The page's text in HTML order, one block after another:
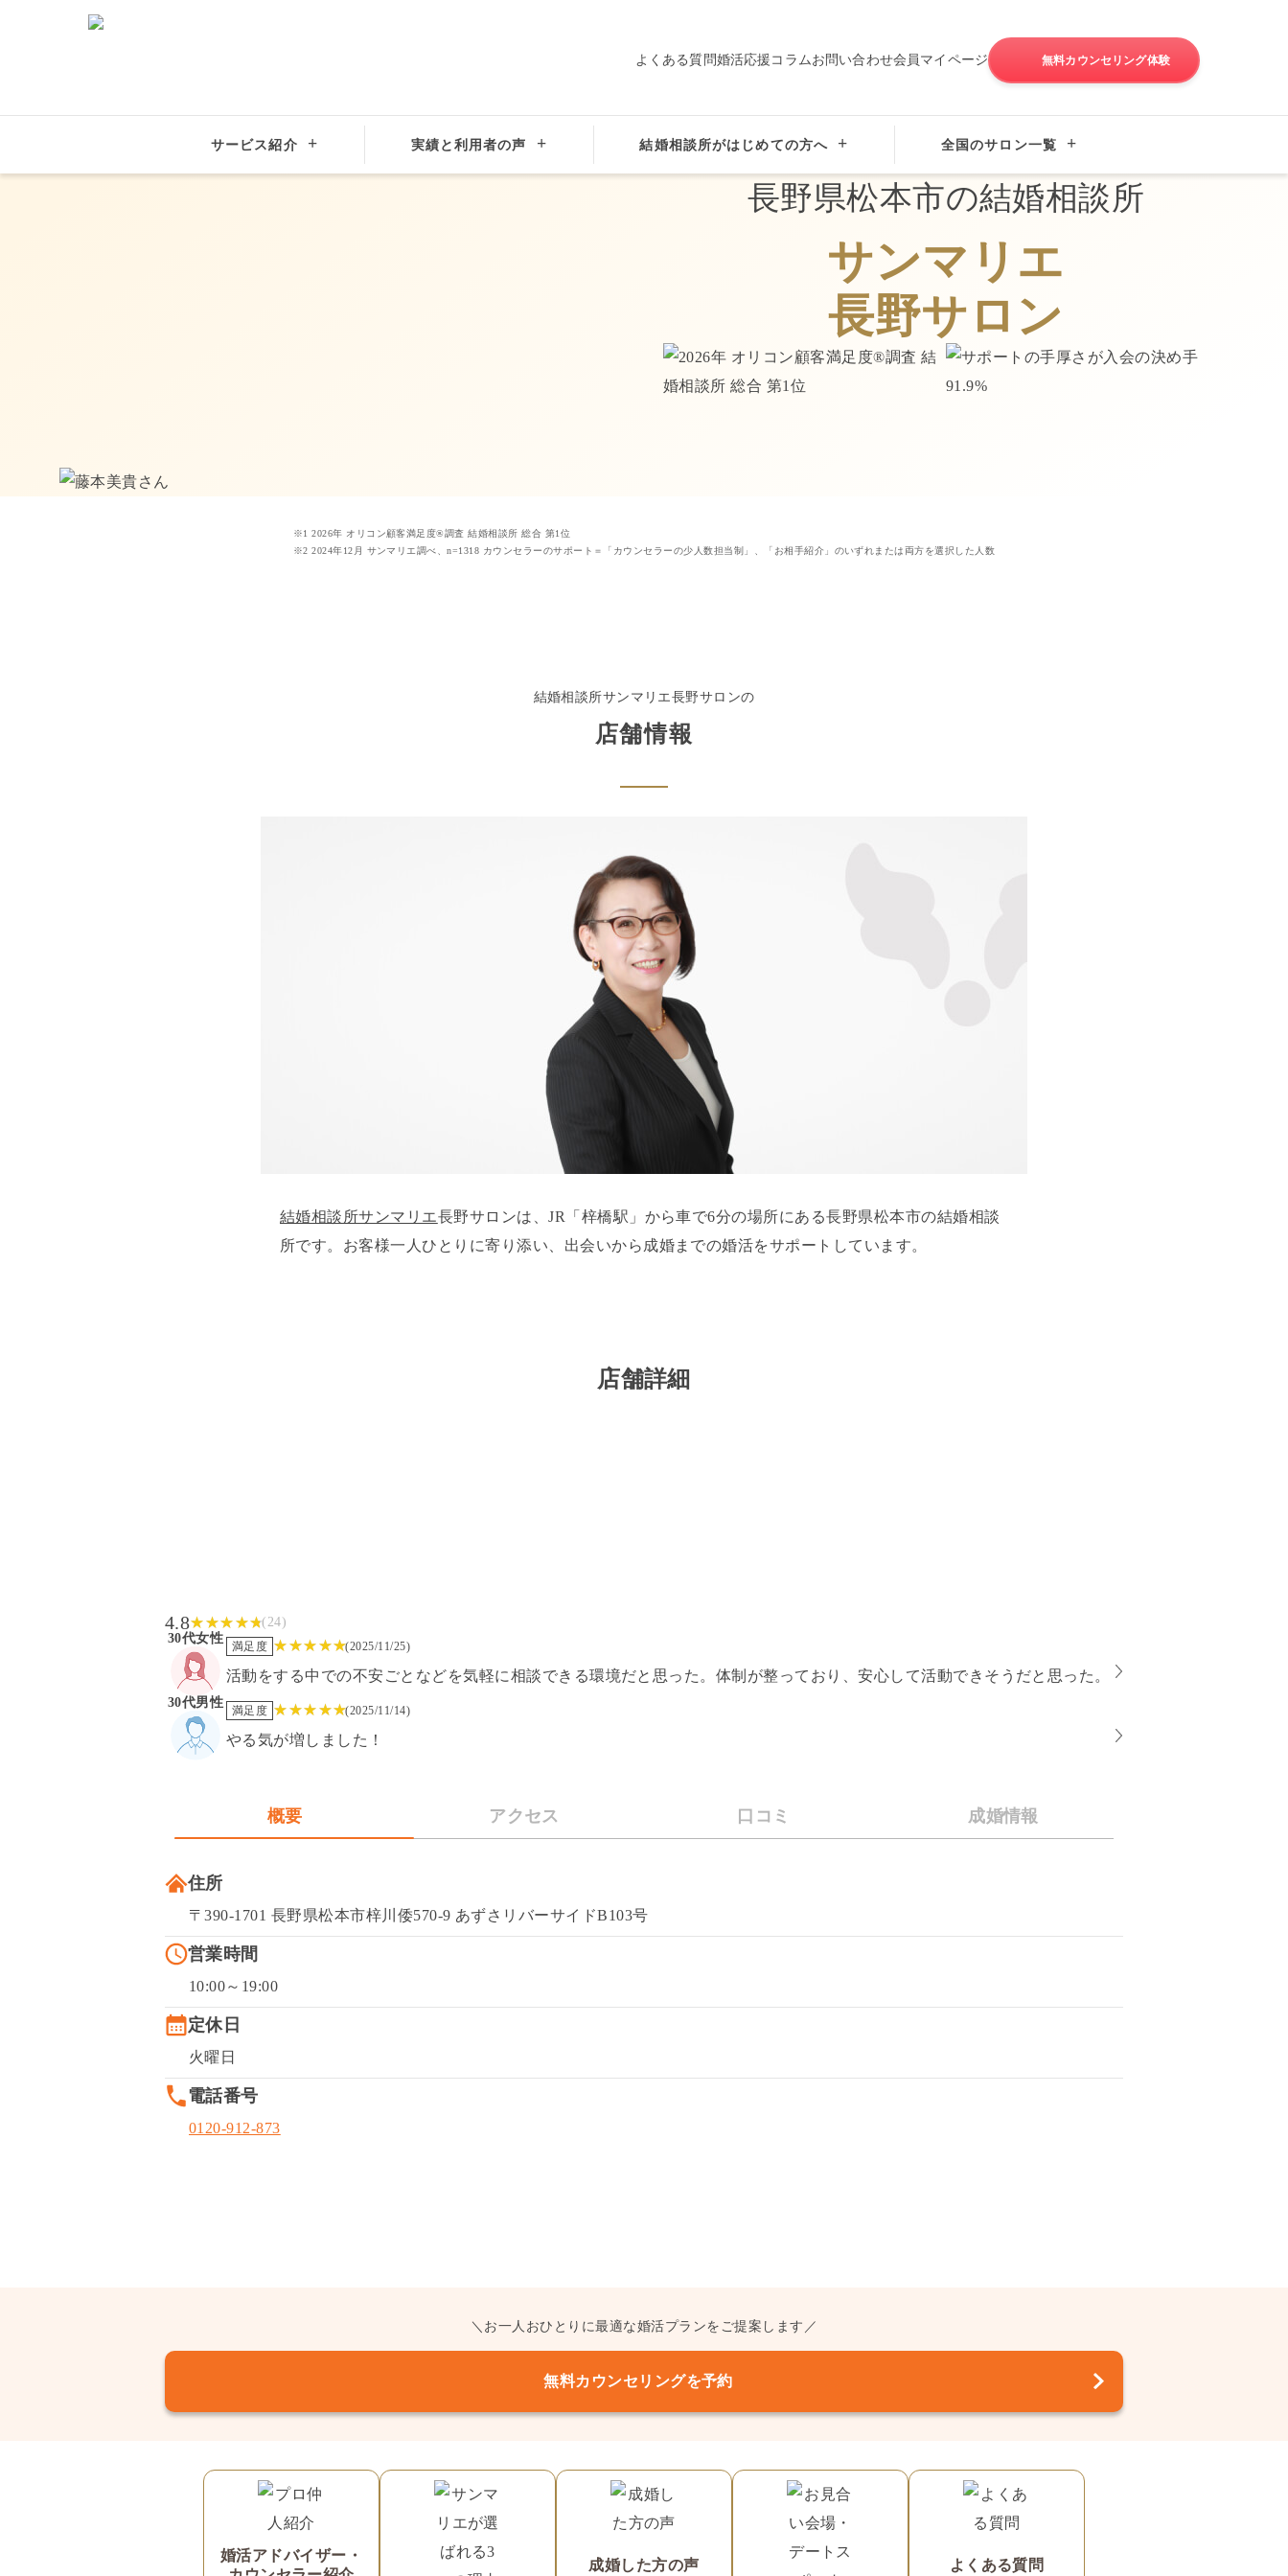
よくある質問婚活応援コラム お問い合わせ会員マイページ 無料カウンセリング体験
サービス紹介 実績と利用者の声 結婚相談所がはじめての方へ 全国のサロン一覧
全国の結婚相談所 中部・東海地方 長野県松本市の結婚相談所ならサンマリエ長野サロン
長野県松本市の結婚相談所
サンマリエ
長野サロン
※1 2026年 オリコン顧客満足度®調査 結婚相談所 総合 第1位
※2 2024年12月 サンマリエ調べ、n=1318 カウンセラーのサポート＝「カウンセラーの少人数担当制」、「お相手紹介」のいずれまたは両方を選択した人数
結婚相談所サンマリエ長野サロンの
店舗情報
結婚相談所サンマリエ長野サロンは、JR「梓橋駅」から車で6分の場所にある長野県松本市の結婚相談
所です。お客様一人ひとりに寄り添い、出会いから成婚までの婚活をサポートしています。
店舗詳細
4.8 (24)
30代女性
満足度 (2025/11/25)
活動をする中での不安ごとなどを気軽に相談できる環境だと思った。体制が整っており、安心して活動できそうだと思った。
30代男性
満足度 (2025/11/14)
やる気が増しました！
概要 アクセス 口コミ 成婚情報
住所
〒390-1701 長野県松本市梓川倭570-9 あずさリバーサイドB103号
営業時間
10:00～19:00
定休日
火曜日
電話番号
0120-912-873
＼お一人おひとりに最適な婚活プランをご提案します／
無料カウンセリングを予約
婚活アドバイザー・
成婚した方の声 よくある質問